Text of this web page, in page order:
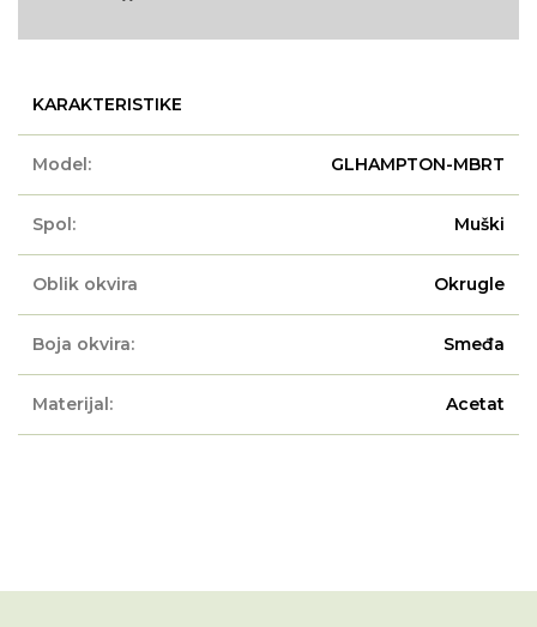
KARAKTERISTIKE
Model: GLHAMPTON-MBRT
Spol: Muški
Oblik okvira Okrugle
Boja okvira: Smeđa
Materijal: Acetat